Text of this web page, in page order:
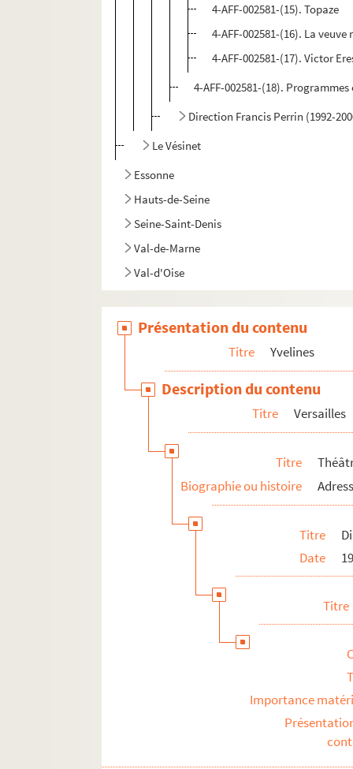
4-AFF-002581-(15). Topaze
4-AFF-002581-(16). La veuve
4-AFF-002581-(17). Victor
4-AFF-002581-(18).
Direction Francis Perrin (1992-
Le Vésinet
Essonne
Hauts-de-Seine
Seine-Saint-Denis
Val-de-Marne
Val-d'Oise
Présentation du contenu
Titre Yvelines
Description du contenu
Titre Versailles
Titre
Biographie ou histoire
Titre
Date
Titre
Importance